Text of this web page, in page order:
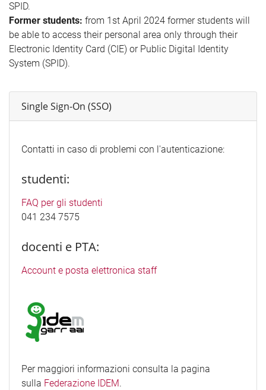
SPID.
Former students: from 1st April 2024 former students will
be able to access their personal area only through their
Electronic Identity Card (CIE) or Public Digital Identity
System (SPID).
Single Sign-On (SSO)
Contatti in caso di problemi con l'autenticazione:
studenti:
FAQ per gli studenti
041 234 7575
docenti e PTA:
Account e posta elettronica staff
Per maggiori informazioni consulta la pagina
sulla Federazione IDEM.